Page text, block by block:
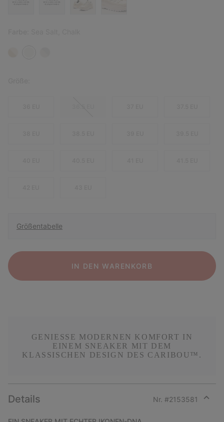
Größentabelle
IN DEN WARENKORB
GENIESSE MODERNEN KOMFORT IN E
INEM SNEAKER MIT DEM K
LASSISCHEN DESIGN DES CARIBOU™.
Details Nr. #2153581